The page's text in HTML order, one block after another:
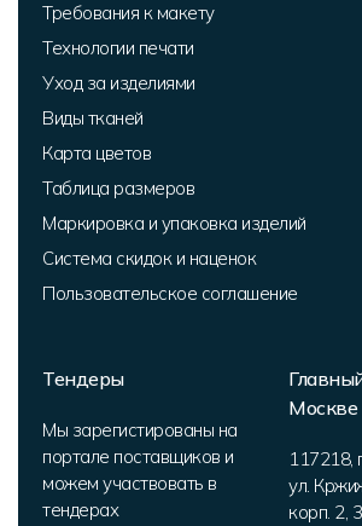
Требования к макету
Технологии печати
Уход за изделиями
Виды тканей
Карта цветов
Таблица размеров
Маркировка и упаковка изделий
Система скидок и наценок
Пользовательское соглашение
Тендеры
Мы зарегистированы на
портале поставщиков и
можем участвовать в
тендерах
Москве
117218,
ул.
корп. 2,